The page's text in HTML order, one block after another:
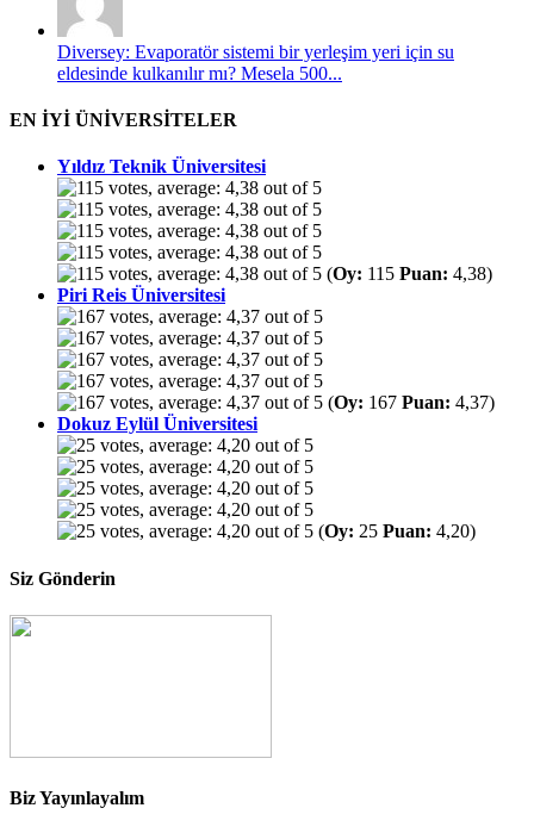
Diversey: Evaporatör sistemi bir yerleşim yeri için su
eldesinde kulkanılır mı? Mesela 500...
EN İYİ ÜNİVERSİTELER
Yıldız Teknik Üniversitesi
(Oy: 115 Puan: 4,38)
Piri Reis Üniversitesi
(Oy: 167 Puan: 4,37)
Dokuz Eylül Üniversitesi
(Oy: 25 Puan: 4,20)
Siz Gönderin
Biz Yayınlayalım